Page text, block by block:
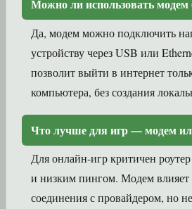
Можно ли использовать модем
Да, модем можно подключить
устройству через USB или
позволит выйти в интернет
компьютера, без создания
Что лучше для игр — модем
Для онлайн-игр критичен
и низким пингом. Модем влияет
соединения с провайдером, но